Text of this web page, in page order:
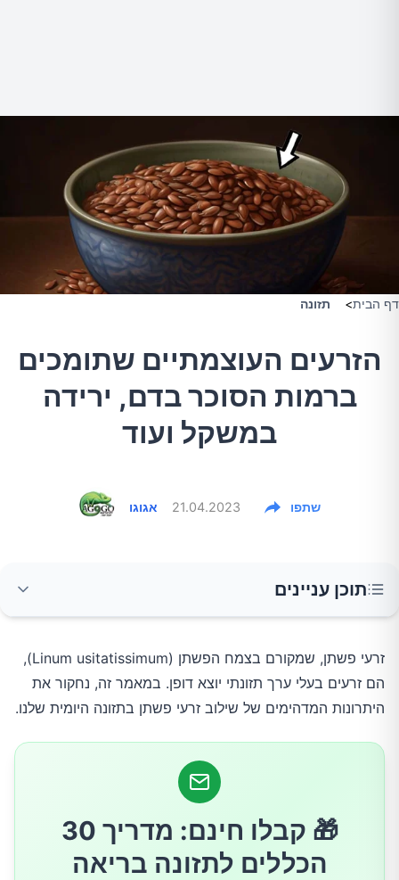
דף הבית> תזונה
הזרעים העוצמתיים שתומכים
ברמות הסוכר בדם, ירידה
במשקל ועוד
אגוגו 21.04.2023 שתפו
תוכן עניינים
עשירים באומגה 3
מלאים בסיבים תזונתיים
שיפור רמות הסוכר בדם
זרעי פשתן, שמקורם בצמח הפשתן (Linum usitatissimum),
הם זרעים בעלי ערך תזונתי יוצא דופן. במאמר זה, נחקור את
היתרונות המדהימים של שילוב זרעי פשתן בתזונה היומית שלנו.
🎁 קבלו חינם: מדריך 30
הכללים לתזונה בריאה